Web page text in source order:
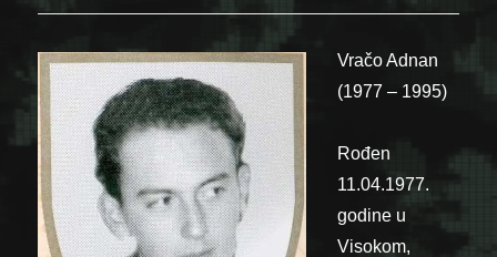
Vračo Adnan
(1977 – 1995)
Rođen
11.04.1977.
godine u
Visokom,